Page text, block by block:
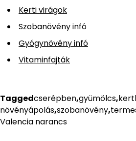
Kerti virágok
Szobanövény infó
Gyógynövény infó
Vitaminfajták
Taggedcserépben,gyümölcs,
növényápolás,szobanövény,
Valencia narancs